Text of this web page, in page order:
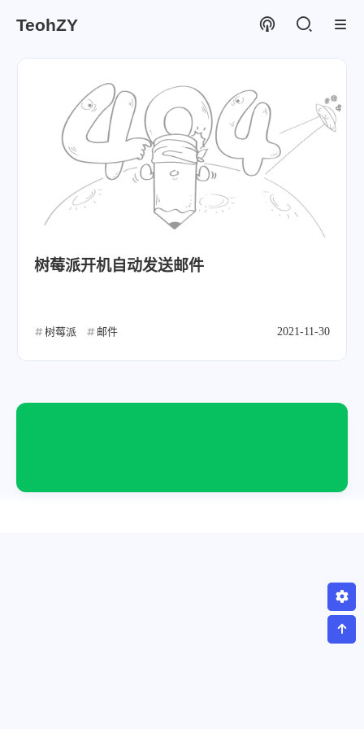
TeohZY
树莓派开机自动发送邮件
树莓派 邮件 2021-11-30